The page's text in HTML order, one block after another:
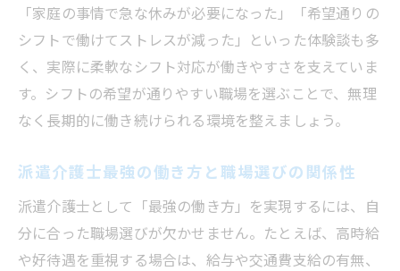
「家庭の事情で急な休みが必要になった」「希望通りの
シフトで働けてストレスが減った」といった体験談も多
く、実際に柔軟なシフト対応が働きやすさを支えていま
す。シフトの希望が通りやすい職場を選ぶことで、無理
なく長期的に働き続けられる環境を整えましょう。
派遣介護士最強の働き方と職場選びの関係性
派遣介護士として「最強の働き方」を実現するには、自
分に合った職場選びが欠かせません。たとえば、高時給
や好待遇を重視する場合は、給与や交通費支給の有無、